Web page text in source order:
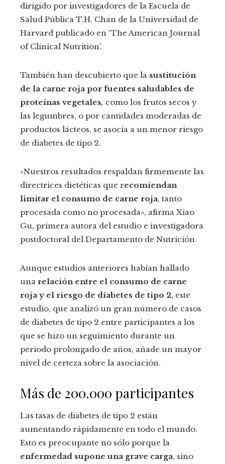
dirigido por investigadores de la Escuela de
Salud Pública T.H. Chan de la Universidad de
Harvard publicado en ‘The American Journal
of Clinical Nutrition’.
También han descubierto que la sustitución
de la carne roja por fuentes saludables de
proteínas vegetales, como los frutos secos y
las legumbres, o por cantidades moderadas de
productos lácteos, se asocia a un menor riesgo
de diabetes de tipo 2.
«Nuestros resultados respaldan firmemente las
directrices dietéticas que recomiendan
limitar el consumo de carne roja, tanto
procesada como no procesada», afirma Xiao
Gu, primera autora del estudio e investigadora
postdoctoral del Departamento de Nutrición.
Aunque estudios anteriores habían hallado
una relación entre el consumo de carne
roja y el riesgo de diabetes de tipo 2, este
estudio, que analizó un gran número de casos
de diabetes de tipo 2 entre participantes a los
que se hizo un seguimiento durante un
periodo prolongado de años, añade un mayor
nivel de certeza sobre la asociación.
Más de 200.000 participantes
Las tasas de diabetes de tipo 2 están
aumentando rápidamente en todo el mundo.
Esto es preocupante no sólo porque la
enfermedad supone una grave carga, sino